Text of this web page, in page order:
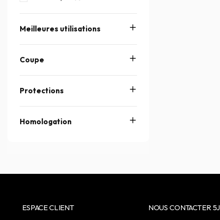
Meilleures utilisations
Coupe
Protections
Homologation
ESPACE CLIENT NOUS CONTACTER